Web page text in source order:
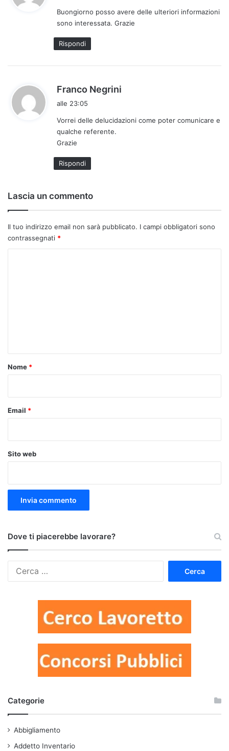
e
t
t
o
Buongiorno posso avere delle ulteriori informazioni
sono interessata. Grazie
Rispondi
Franco Negrini
e
alle 23:05
Vorrei delle delucidazioni come poter comunicare e
qualche referente.
Grazie
Rispondi
Lascia un commento
Il tuo indirizzo email non sarà pubblicato. I campi obbligatori sono
contrassegnati *
o
Nome *
Email *
Sito web
Dove ti piacerebbe lavorare?
Categorie
Abbigliamento
Addetto Inventario